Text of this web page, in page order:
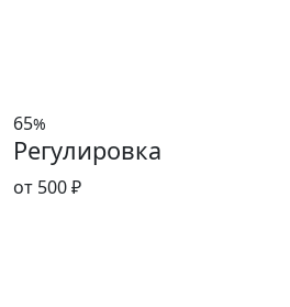
65%
Регулировка
от 500 ₽